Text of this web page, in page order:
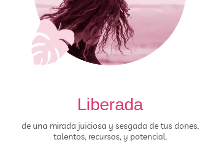
Liberada
de una mirada juiciosa y sesgada de tus dones,
talentos, recursos, y potencial.